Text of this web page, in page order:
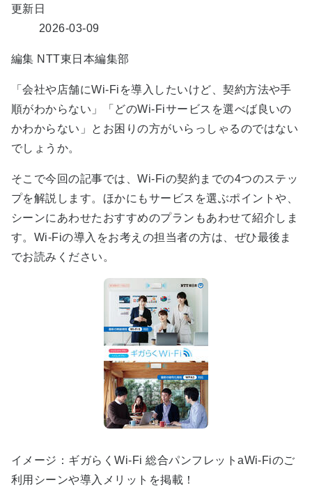
更新日
2026-03-09
編集 NTT東日本編集部
「会社や店舗にWi-Fiを導入したいけど、契約方法や手
順がわからない」「どのWi-Fiサービスを選べば良いの
かわからない」とお困りの方がいらっしゃるのではない
でしょうか。
そこで今回の記事では、Wi-Fiの契約までの4つのステッ
プを解説します。ほかにもサービスを選ぶポイントや、
シーンにあわせたおすすめのプランもあわせて紹介しま
す。Wi-Fiの導入をお考えの担当者の方は、ぜひ最後ま
でお読みください。
イメージ：ギガらくWi-Fi 総合パンフレットaWi-Fiのご
利用シーンや導入メリットを掲載！